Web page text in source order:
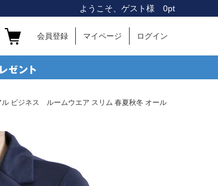
ようこそ、ゲスト様 0pt
会員登録 マイページ ログイン
ビジネス ルームウエア スリム 春夏秋冬 オール